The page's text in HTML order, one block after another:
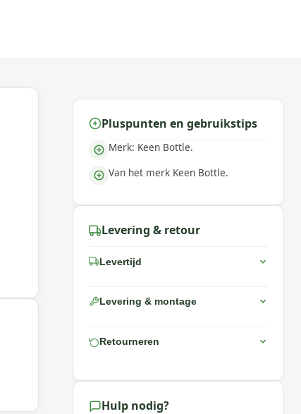
Pluspunten en gebruikstips
Merk: Keen Bottle.
Van het merk Keen Bottle.
Levering & retour
Levertijd
Levering & montage
Retourneren
Hulp nodig?